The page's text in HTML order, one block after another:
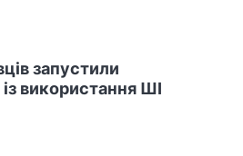
запустили
використання ШІ